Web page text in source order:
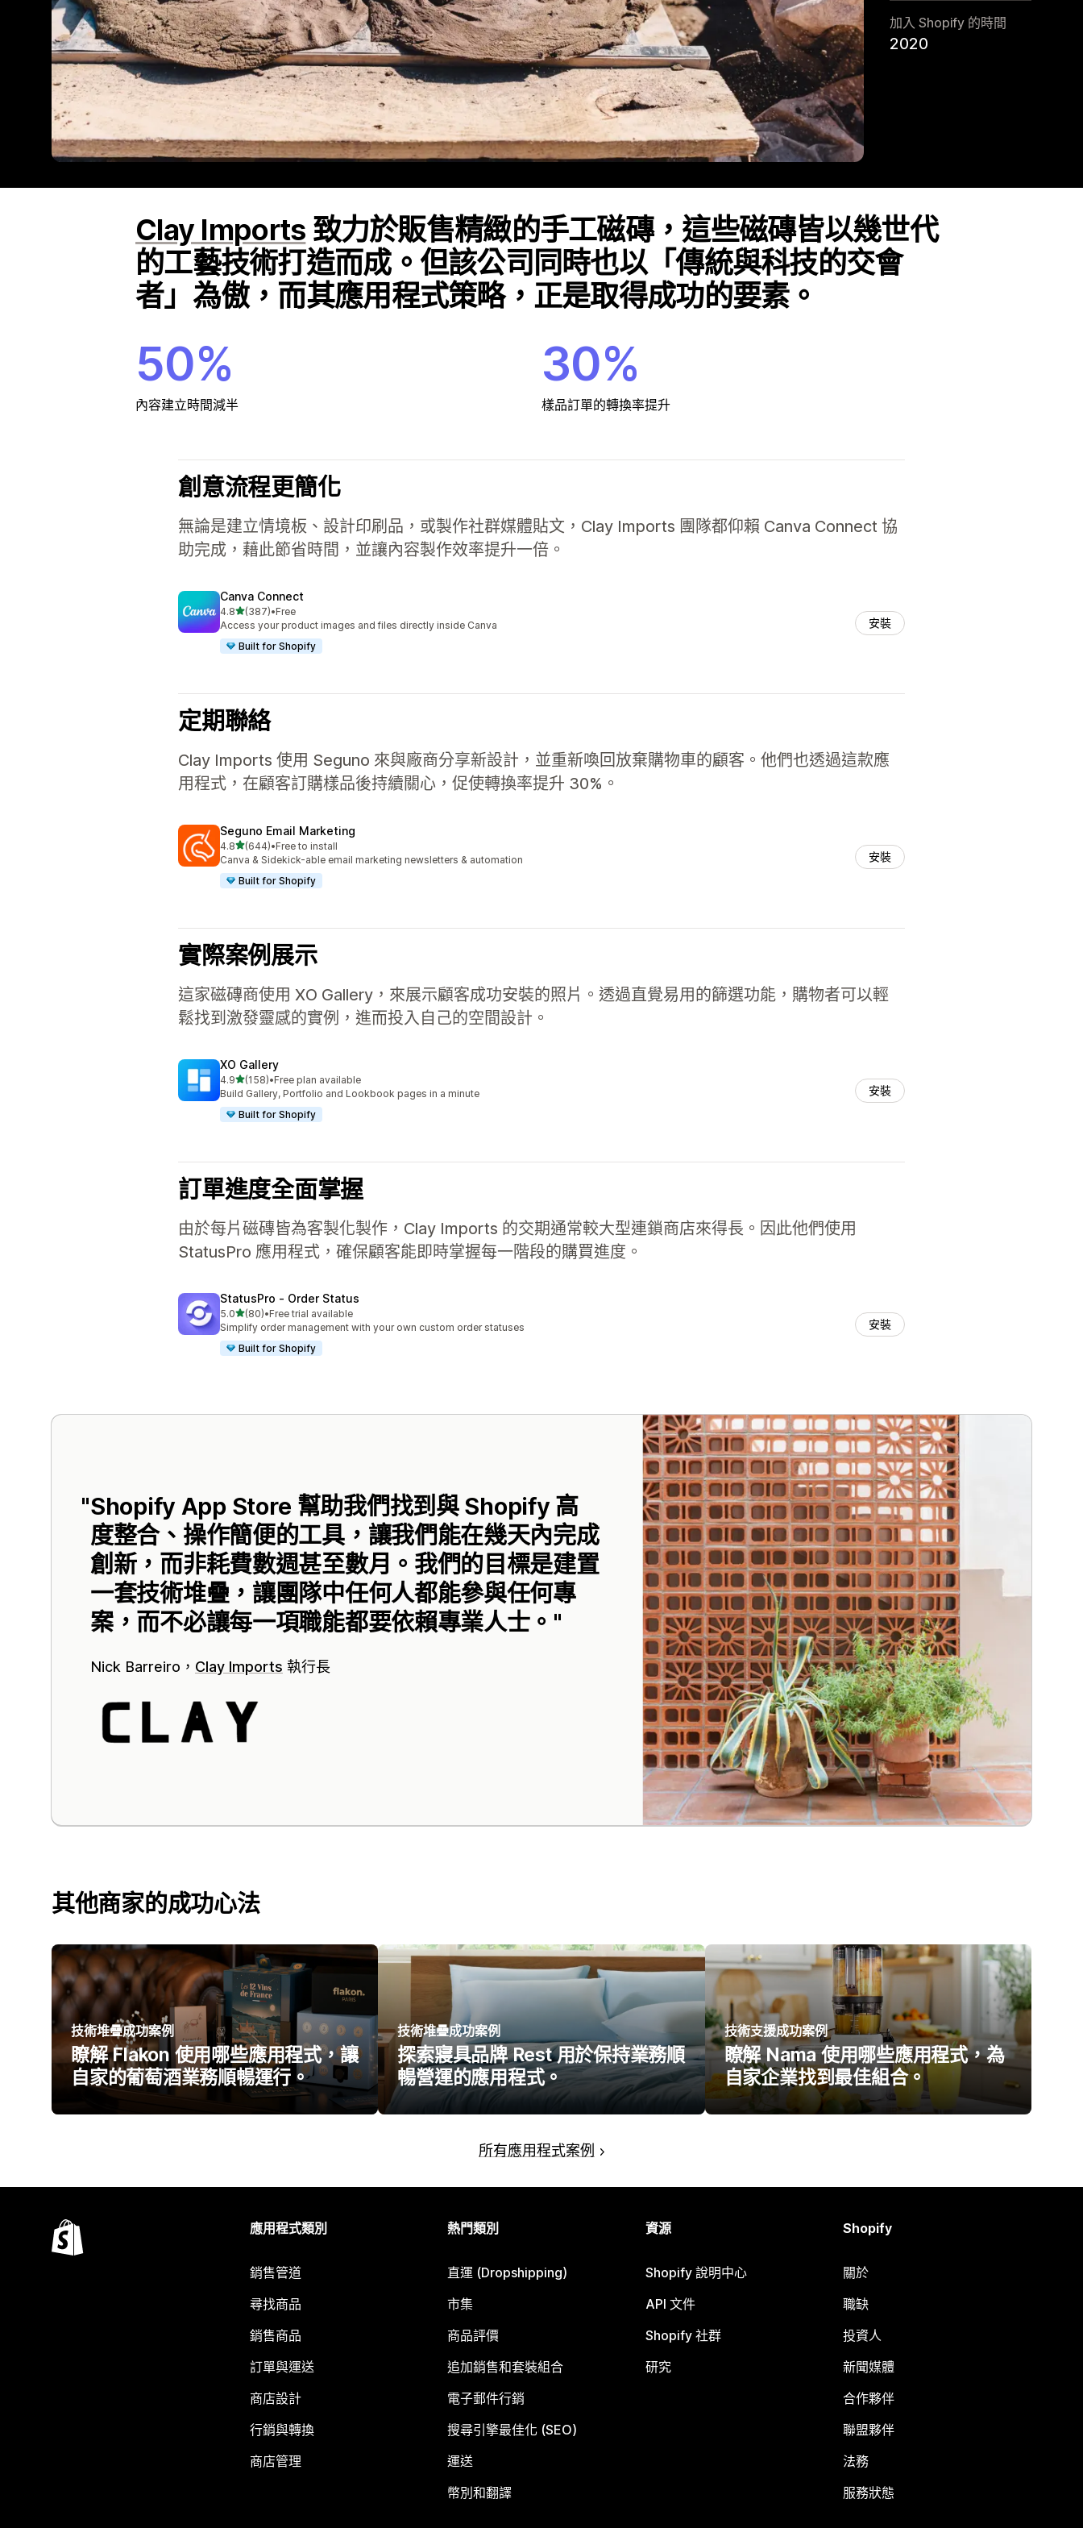
加入 Shopify 的時間
2020
Clay Imports 致力於販售精緻的手工磁磚，這些磁磚皆以幾世代
的工藝技術打造而成。但該公司同時也以「傳統與科技的交會
者」為傲，而其應用程式策略，正是取得成功的要素。
50%
內容建立時間減半
30%
樣品訂單的轉換率提升
創意流程更簡化
無論是建立情境板、設計印刷品，或製作社群媒體貼文，Clay Imports 團隊都仰賴 Canva Connect 協
助完成，藉此節省時間，並讓內容製作效率提升一倍。
Canva Connect
4.8滿分 5 顆星
(387)
共有 387 則評價
•Free
Access your product images and files directly inside Canva
Built for Shopify
安裝
定期聯絡
Clay Imports 使用 Seguno 來與廠商分享新設計，並重新喚回放棄購物車的顧客。他們也透過這款應
用程式，在顧客訂購樣品後持續關心，促使轉換率提升 30%。
Seguno Email Marketing
4.8滿分 5 顆星
(644)
共有 644 則評價
•Free to install
Canva & Sidekick-able email marketing newsletters & automation
Built for Shopify
安裝
實際案例展示
這家磁磚商使用 XO Gallery，來展示顧客成功安裝的照片。透過直覺易用的篩選功能，購物者可以輕
鬆找到激發靈感的實例，進而投入自己的空間設計。
XO Gallery
4.9滿分 5 顆星
(158)
共有 158 則評價
•Free plan available
Build Gallery, Portfolio and Lookbook pages in a minute
Built for Shopify
安裝
訂單進度全面掌握
由於每片磁磚皆為客製化製作，Clay Imports 的交期通常較大型連鎖商店來得長。因此他們使用
StatusPro 應用程式，確保顧客能即時掌握每一階段的購買進度。
StatusPro ‑ Order Status
5.0滿分 5 顆星
(80)
共有 80 則評價
•Free trial available
Simplify order management with your own custom order statuses
Built for Shopify
安裝
Shopify App Store 幫助我們找到與 Shopify 高
度整合、操作簡便的工具，讓我們能在幾天內完成
創新，而非耗費數週甚至數月。我們的目標是建置
一套技術堆疊，讓團隊中任何人都能參與任何專
案，而不必讓每一項職能都要依賴專業人士。
Nick Barreiro， Clay Imports 執行長
其他商家的成功心法
技術堆疊成功案例
瞭解 Flakon 使用哪些應用程式，讓
自家的葡萄酒業務順暢運行。
技術堆疊成功案例
探索寢具品牌 Rest 用於保持業務順
暢營運的應用程式。
技術支援成功案例
瞭解 Nama 使用哪些應用程式，為
自家企業找到最佳組合。
所有應用程式案例
應用程式類別
銷售管道
尋找商品
銷售商品
訂單與運送
商店設計
行銷與轉換
商店管理
熱門類別
直運 (Dropshipping)
市集
商品評價
追加銷售和套裝組合
電子郵件行銷
搜尋引擎最佳化 (SEO)
運送
幣別和翻譯
資源
Shopify 說明中心
API 文件
Shopify 社群
研究
Shopify
關於
職缺
投資人
新聞媒體
合作夥伴
聯盟夥伴
法務
服務狀態